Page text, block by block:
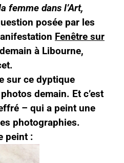
femme dans l’Art,
posée par les
Fenêtre sur
à Libourne,
sur ce dyptique
demain. Et c’est
– qui a peint une
photographies.
peint :